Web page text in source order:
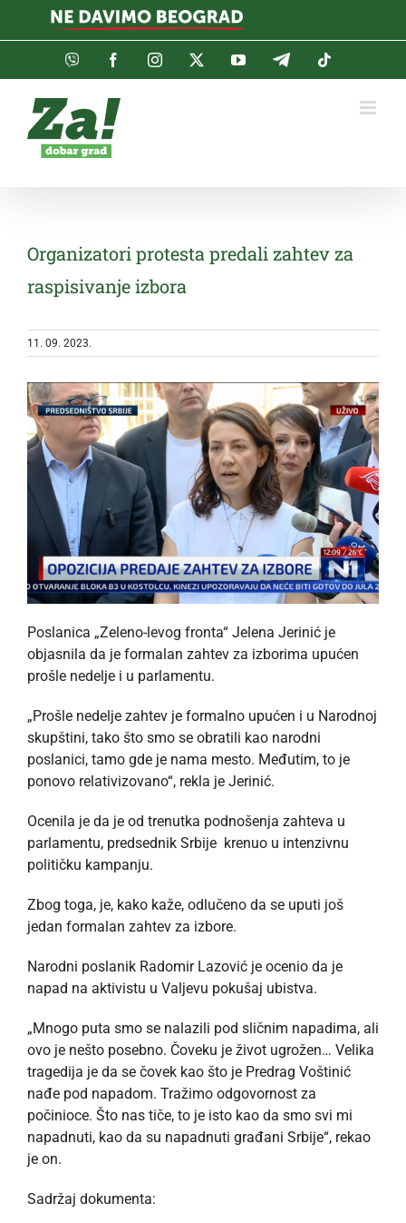
Viber FacebookInstagramTwitterYouTubeTelegram
Organizatori protesta predali zahtev za
raspisivanje izbora
11. 09. 2023.
Poslanica „Zeleno-levog fronta“ Jelena Jerinić je
objasnila da je formalan zahtev za izborima upućen
prošle nedelje i u parlamentu.
„Prošle nedelje zahtev je formalno upućen i u Narodnoj
skupštini, tako što smo se obratili kao narodni
poslanici, tamo gde je nama mesto. Međutim, to je
ponovo relativizovano“, rekla je Jerinić.
Ocenila je da je od trenutka podnošenja zahteva u
parlamentu, predsednik Srbije krenuo u intenzivnu
političku kampanju.
Zbog toga, je, kako kaže, odlučeno da se uputi još
jedan formalan zahtev za izbore.
Narodni poslanik Radomir Lazović je ocenio da je
napad na aktivistu u Valjevu pokušaj ubistva.
„Mnogo puta smo se nalazili pod sličnim napadima, ali
ovo je nešto posebno. Čoveku je život ugrožen… Velika
tragedija je da se čovek kao što je Predrag Voštinić
nađe pod napadom. Tražimo odgovornost za
počinioce. Što nas tiče, to je isto kao da smo svi mi
napadnuti, kao da su napadnuti građani Srbije“, rekao
je on.
Sadržaj dokumenta: